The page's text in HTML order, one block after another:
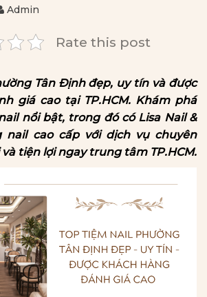
Admin
Rate this post
Tân Định đẹp, uy tín và được
giá cao tại TP.HCM. Khám phá
nổi bật, trong đó có Lisa Nail &
nail cao cấp với dịch vụ chuyên
tiện lợi ngay trung tâm TP.HCM.